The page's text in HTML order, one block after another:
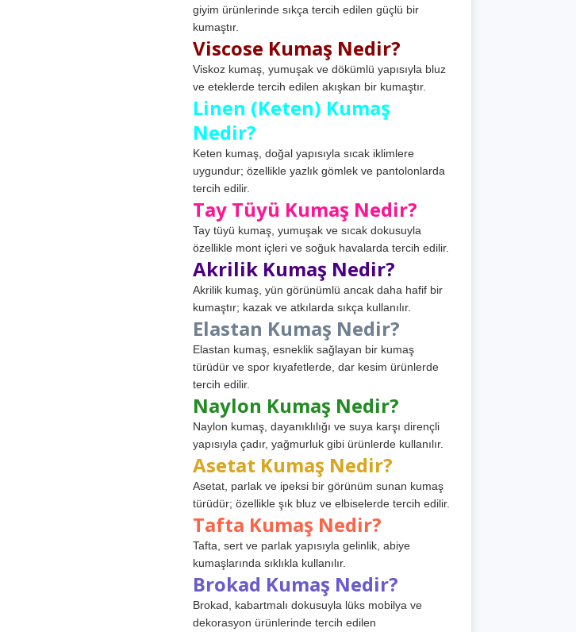
giyim ürünlerinde sıkça tercih edilen güçlü bir
kumaştır.
Viscose Kumaş Nedir?
Viskoz kumaş, yumuşak ve dökümlü yapısıyla bluz
ve eteklerde tercih edilen akışkan bir kumaştır.
Linen (Keten) Kumaş
Nedir?
Keten kumaş, doğal yapısıyla sıcak iklimlere
uygundur; özellikle yazlık gömlek ve pantolonlarda
tercih edilir.
Tay Tüyü Kumaş Nedir?
Tay tüyü kumaş, yumuşak ve sıcak dokusuyla
özellikle mont içleri ve soğuk havalarda tercih edilir.
Akrilik Kumaş Nedir?
Akrilik kumaş, yün görünümlü ancak daha hafif bir
kumaştır; kazak ve atkılarda sıkça kullanılır.
Elastan Kumaş Nedir?
Elastan kumaş, esneklik sağlayan bir kumaş
türüdür ve spor kıyafetlerde, dar kesim ürünlerde
tercih edilir.
Naylon Kumaş Nedir?
Naylon kumaş, dayanıklılığı ve suya karşı dirençli
yapısıyla çadır, yağmurluk gibi ürünlerde kullanılır.
Asetat Kumaş Nedir?
Asetat, parlak ve ipeksi bir görünüm sunan kumaş
türüdür; özellikle şık bluz ve elbiselerde tercih edilir.
Tafta Kumaş Nedir?
Tafta, sert ve parlak yapısıyla gelinlik, abiye
kumaşlarında sıklıkla kullanılır.
Brokad Kumaş Nedir?
Brokad, kabartmalı dokusuyla lüks mobilya ve
dekorasyon ürünlerinde tercih edilen